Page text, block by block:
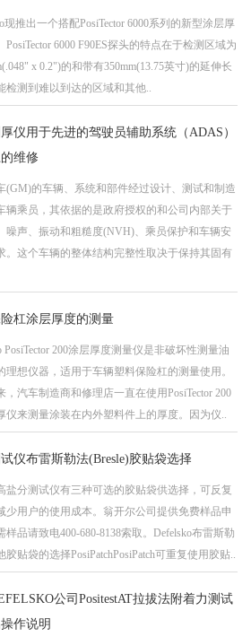
现推出一个搭配PosiTector 6000系列的新型涂层厚
PosiTector 6000 F90ES探头的特点在于检测区域为
x 0.2")的和带有350mm(13.75英寸)的延伸长
检测到难以到达的区域和其他..
仪用于先进的驾驶员辅助系统（ADAS）
维修
(GM)的车辆、系统和部件经过设计、测试和制造
辆乘员，其依据的是政府授权的和公司内部关于
噪声、振动和粗糙度(NVH)、乘员保护和车辆安
。这个车辆的整体结构完整性取决于保持其固有
杠涂层厚度的测量
PosiTector 200涂层厚度测量仪是非破坏性测量油
理想仪器，适用于车辆塑料保险杠的测量使用。
，汽车制造商和修理店一直在使用PosiTector 200
仪来测量涂装在内外塑料件上的厚度。因为仪..
仪布雷斯勒法(Bresle)胶贴袋选择
盐分测试仪有三种可选的胶贴袋供选择，可反复
少用户的使用成本。翁开尔公司提供免费样品申
样品请致电400-680-8138索取。Defelsko布雷斯勒
胶贴袋的选择PosiPatchPosiPatch可重复使用胶贴..
公司PositestAT拉拔法附着力测试
作说明